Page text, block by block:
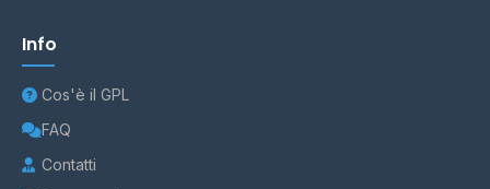
Info
Cos'è il GPL
FAQ
Contatti